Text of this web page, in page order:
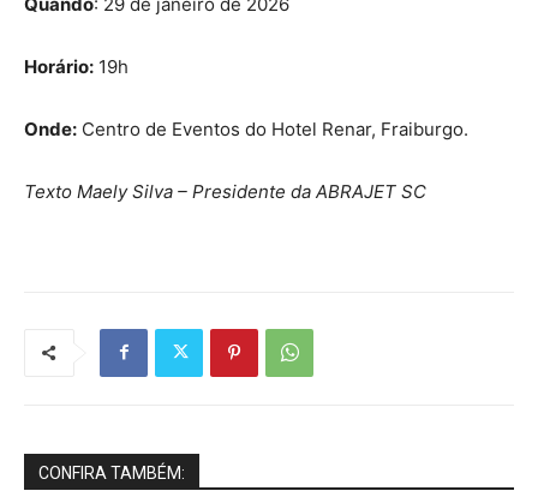
Horário: 19h
Onde: Centro de Eventos do Hotel Renar, Fraiburgo.
Texto Maely Silva – Presidente da ABRAJET SC
CONFIRA TAMBÉM: